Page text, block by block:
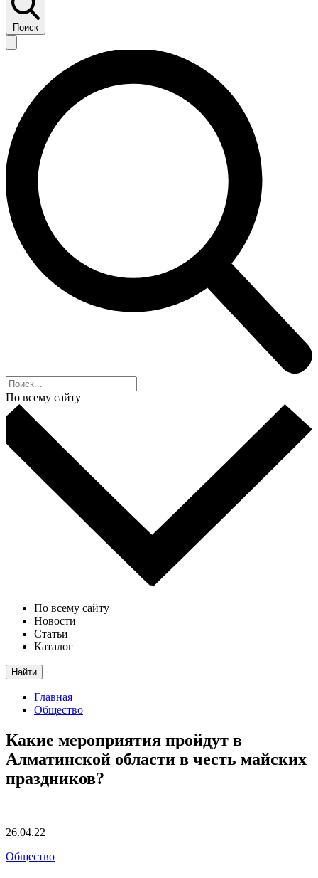
Поиск
По всему сайту
По всему сайту
Новости
Статьи
Каталог
Найти
Главная
Общество
Какие мероприятия пройдут в
Алматинской области в честь майских
праздников?
26.04.22
Общество